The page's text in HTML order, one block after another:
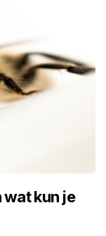
kun je